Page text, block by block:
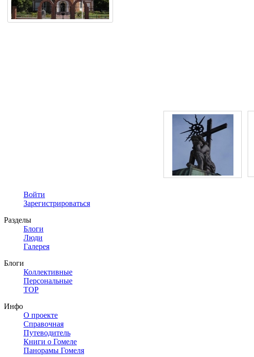
Войти
Зарегистрироваться
Разделы
Блоги
Люди
Галерея
Блоги
Коллективные
Персональные
TOP
Инфо
О проекте
Справочная
Путеводитель
Книги о Гомеле
Панорамы Гомеля